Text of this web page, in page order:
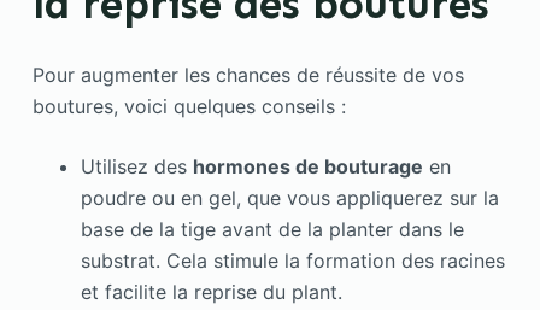
Pour augmenter les chances de réussite de vos
boutures, voici quelques conseils :
Utilisez des hormones de bouturage en
poudre ou en gel, que vous appliquerez sur la
base de la tige avant de la planter dans le
substrat. Cela stimule la formation des racines
et facilite la reprise du plant.